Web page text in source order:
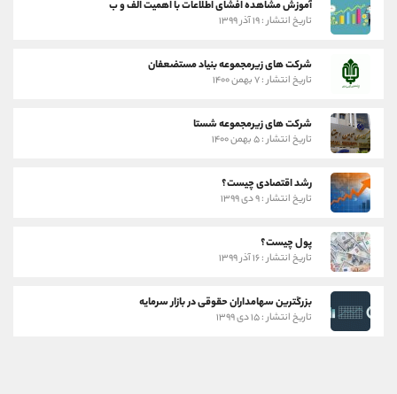
آموزش مشاهده افشای اطلاعات با اهمیت الف و ب
تاریخ انتشار : ۱۹ آذر ۱۳۹۹
شرکت های زیرمجموعه بنیاد مستضعفان
تاریخ انتشار : ۷ بهمن ۱۴۰۰
شرکت های زیرمجموعه شستا
تاریخ انتشار : ۵ بهمن ۱۴۰۰
رشد اقتصادی چیست؟
تاریخ انتشار : ۹ دی ۱۳۹۹
پول چیست؟
تاریخ انتشار : ۱۶ آذر ۱۳۹۹
بزرگترین سهامداران حقوقی در بازار سرمایه
تاریخ انتشار : ۱۵ دی ۱۳۹۹